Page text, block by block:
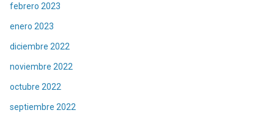
febrero 2023
enero 2023
diciembre 2022
noviembre 2022
octubre 2022
septiembre 2022